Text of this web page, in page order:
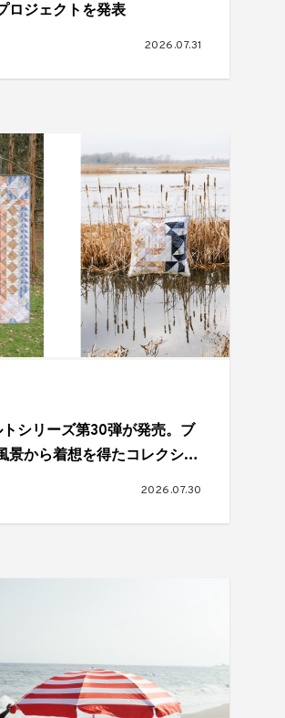
ロジェクトを発表
2026.07.31
トシリーズ第30弾が発売。ブ
景から着想を得たコレクショ
2026.07.30